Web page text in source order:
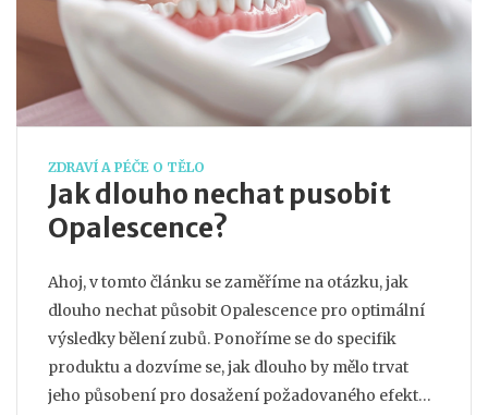
ZDRAVÍ A PÉČE O TĚLO
Jak dlouho nechat pusobit
Opalescence?
Ahoj, v tomto článku se zaměříme na otázku, jak
dlouho nechat působit Opalescence pro optimální
výsledky bělení zubů. Ponoříme se do specifik
produktu a dozvíme se, jak dlouho by mělo trvat
jeho působení pro dosažení požadovaného efektu.